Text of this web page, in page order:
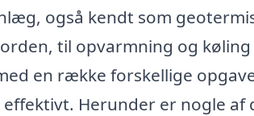
også kendt som
til opvarmning og
en række forskellige
Herunder er nogle af